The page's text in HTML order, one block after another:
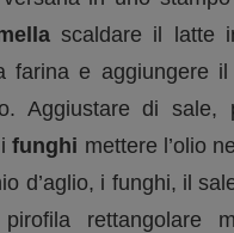
scaldare il latte
farina e aggiungere
Aggiustare di sale,
ifunghi mettere l’olio
d’aglio, i funghi, il
rettangolare